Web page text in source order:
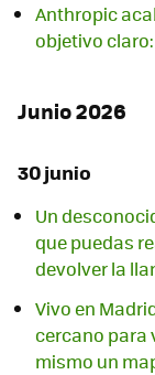
Anthropic
objetivo
Junio 2026
30 junio
Un
que puedas
devolver la
Vivo en
cercano para
mismo un